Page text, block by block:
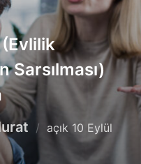
Sarsılması)
açık Yayımlanma
tarihi
10 Eylül